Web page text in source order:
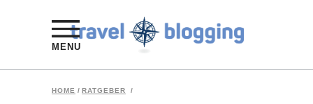
MENU
HOME / RATGEBER /